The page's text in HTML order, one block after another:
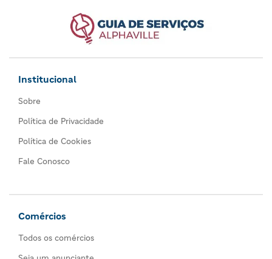
Institucional
Sobre
Política de Privacidade
Política de Cookies
Fale Conosco
Comércios
Todos os comércios